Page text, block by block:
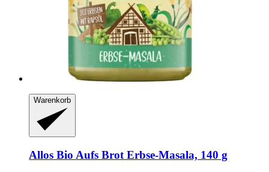
Warenkorb
Allos Bio Aufs Brot Erbse-​Masala, 140 g